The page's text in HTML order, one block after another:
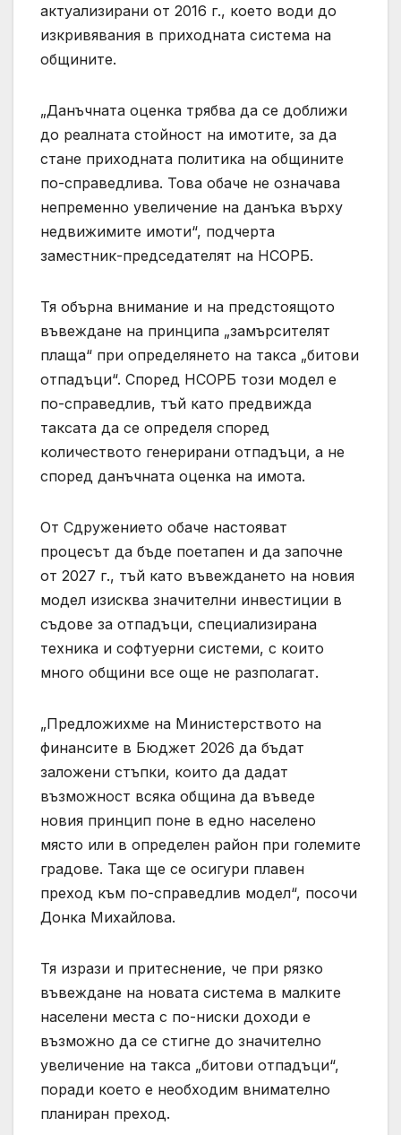
актуализирани от 2016 г., което води до
изкривявания в приходната система на
общините.
„Данъчната оценка трябва да се доближи
до реалната стойност на имотите, за да
стане приходната политика на общините
по-справедлива. Това обаче не означава
непременно увеличение на данъка върху
недвижимите имоти“, подчерта
заместник-председателят на НСОРБ.
Тя обърна внимание и на предстоящото
въвеждане на принципа „замърсителят
плаща“ при определянето на такса „битови
отпадъци“. Според НСОРБ този модел е
по-справедлив, тъй като предвижда
таксата да се определя според
количеството генерирани отпадъци, а не
според данъчната оценка на имота.
От Сдружението обаче настояват
процесът да бъде поетапен и да започне
от 2027 г., тъй като въвеждането на новия
модел изисква значителни инвестиции в
съдове за отпадъци, специализирана
техника и софтуерни системи, с които
много общини все още не разполагат.
„Предложихме на Министерството на
финансите в Бюджет 2026 да бъдат
заложени стъпки, които да дадат
възможност всяка община да въведе
новия принцип поне в едно населено
място или в определен район при големите
градове. Така ще се осигури плавен
преход към по-справедлив модел“, посочи
Донка Михайлова.
Тя изрази и притеснение, че при рязко
въвеждане на новата система в малките
населени места с по-ниски доходи е
възможно да се стигне до значително
увеличение на такса „битови отпадъци“,
поради което е необходим внимателно
планиран преход.